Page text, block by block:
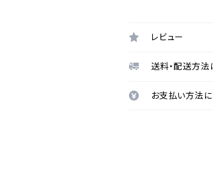
レビュー
送料・配送方法
お支払い方法に